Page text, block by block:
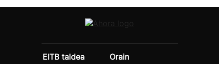
EITB taldea
Orain